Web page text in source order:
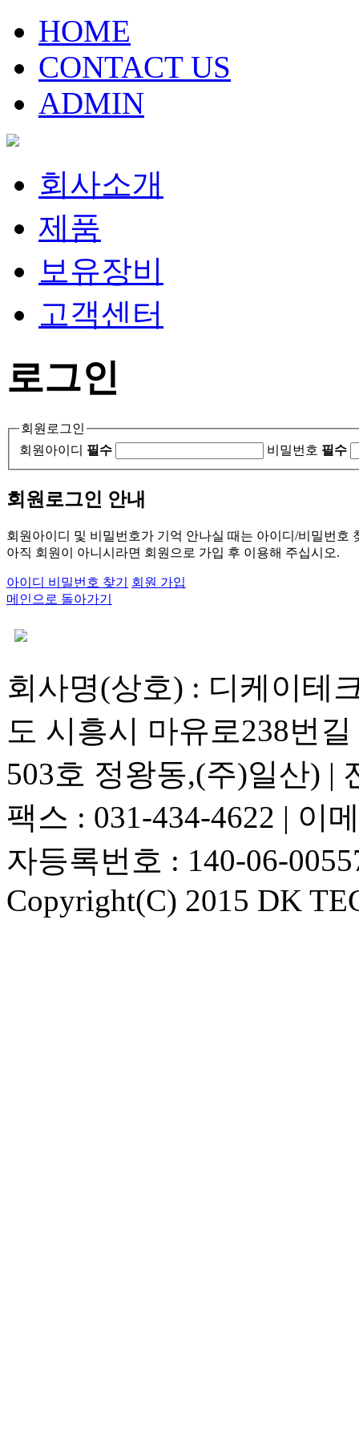
HOME
CONTACT US
ADMIN
회사소개
제품
보유장비
고객센터
로그인
회원로그인
회원아이디 필수 비밀번호 필수
회원로그인 안내
회원아이디 및 비밀번호가 기억 안나실 때는 아이디/비밀번호
아직 회원이 아니시라면 회원으로 가입 후 이용해 주십시오.
아이디 비밀번호 찾기
회원 가입
메인으로 돌아가기
회사명(상호) : 디케이테
도 시흥시 마유로238번
503호 정왕동,(주)일산) |
팩스 : 031-434-4622 | 이
자등록번호 : 140-06-
Copyright(C) 2015 DK